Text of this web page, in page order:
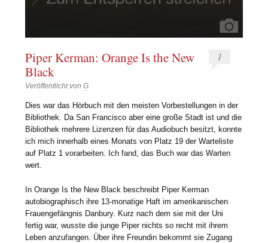
Piper Kerman: Orange Is the New
Black
Veröffentlicht vonG
1
Dies war das Hörbuch mit den meisten Vorbestellungen in der
Bibliothek. Da San Francisco aber eine große Stadt ist und die
Bibliothek mehrere Lizenzen für das Audiobuch besitzt, konnte
ich mich innerhalb eines Monats von Platz 19 der Warteliste
auf Platz 1 vorarbeiten. Ich fand, das Buch war das Warten
wert.
In Orange Is the New Black beschreibt Piper Kerman
autobiographisch ihre 13-monatige Haft im amerikanischen
Frauengefängnis Danbury. Kurz nach dem sie mit der Uni
fertig war, wusste die junge Piper nichts so recht mit ihrem
Leben anzufangen. Über ihre Freundin bekommt sie Zugang